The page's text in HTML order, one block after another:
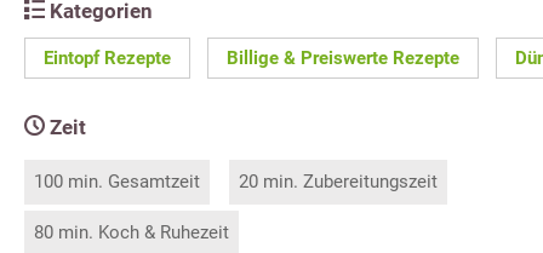
Kategorien
Eintopf Rezepte Billige & Preiswerte Rezepte
Zeit
100 min. Gesamtzeit 20 min. Zubereitungszeit
80 min. Koch & Ruhezeit